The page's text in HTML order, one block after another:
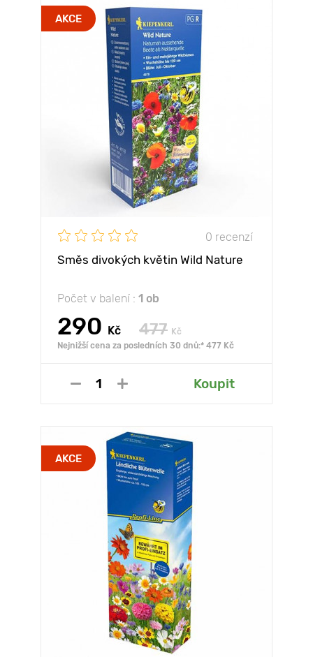
AKCE
0 recenzí
Směs divokých květin Wild Nature
Počet v balení : 1 ob
290 Kč 477 Kč
Nejnižší cena za posledních 30 dnů:* 477 Kč
Koupit
AKCE